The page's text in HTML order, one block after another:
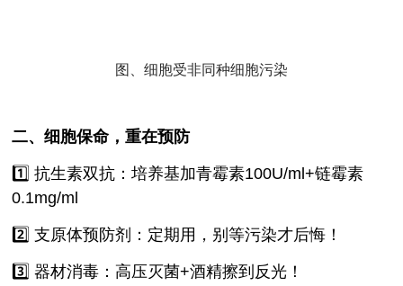
图、细胞受非同种细胞污染
二、细胞保命，重在预防
1️⃣ 抗生素双抗：培养基加青霉素100U/ml+链霉素
0.1mg/ml
2️⃣ 支原体预防剂：定期用，别等污染才后悔！
3️⃣ 器材消毒：高压灭菌+酒精擦到反光！